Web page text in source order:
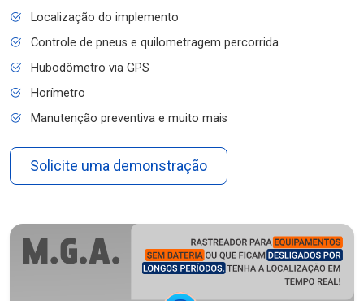
Localização do implemento
Controle de pneus e quilometragem percorrida
Hubodômetro via GPS
Horímetro
Manutenção preventiva e muito mais
Solicite uma demonstração